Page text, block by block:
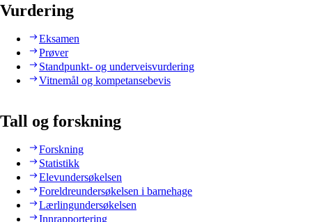
Vurdering
Eksamen
Prøver
Standpunkt- og underveisvurdering
Vitnemål og kompetansebevis
Tall og forskning
Forskning
Statistikk
Elevundersøkelsen
Foreldreundersøkelsen i barnehage
Lærlingundersøkelsen
Innrapportering